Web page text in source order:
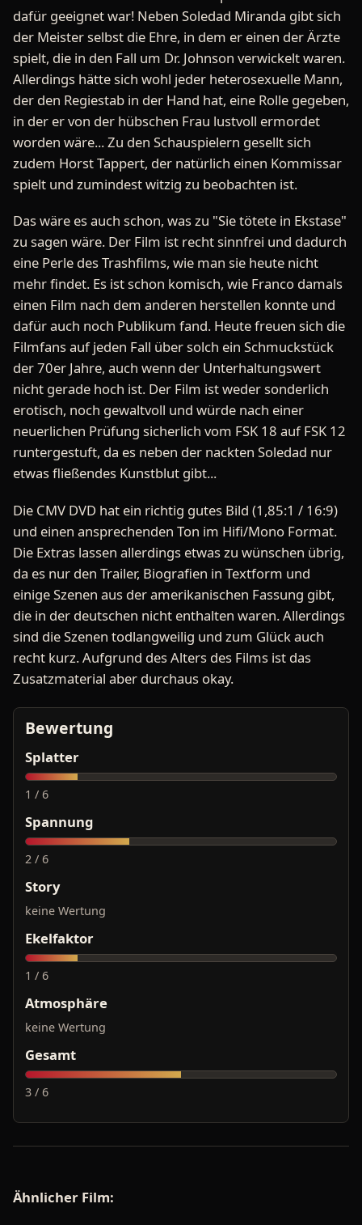
dafür geeignet war! Neben Soledad Miranda gibt sich
der Meister selbst die Ehre, in dem er einen der Ärzte
spielt, die in den Fall um Dr. Johnson verwickelt waren.
Allerdings hätte sich wohl jeder heterosexuelle Mann,
der den Regiestab in der Hand hat, eine Rolle gegeben,
in der er von der hübschen Frau lustvoll ermordet
worden wäre... Zu den Schauspielern gesellt sich
zudem Horst Tappert, der natürlich einen Kommissar
spielt und zumindest witzig zu beobachten ist.
Das wäre es auch schon, was zu "Sie tötete in Ekstase"
zu sagen wäre. Der Film ist recht sinnfrei und dadurch
eine Perle des Trashfilms, wie man sie heute nicht
mehr findet. Es ist schon komisch, wie Franco damals
einen Film nach dem anderen herstellen konnte und
dafür auch noch Publikum fand. Heute freuen sich die
Filmfans auf jeden Fall über solch ein Schmuckstück
der 70er Jahre, auch wenn der Unterhaltungswert
nicht gerade hoch ist. Der Film ist weder sonderlich
erotisch, noch gewaltvoll und würde nach einer
neuerlichen Prüfung sicherlich vom FSK 18 auf FSK 12
runtergestuft, da es neben der nackten Soledad nur
etwas fließendes Kunstblut gibt...
Die CMV DVD hat ein richtig gutes Bild (1,85:1 / 16:9)
und einen ansprechenden Ton im Hifi/Mono Format.
Die Extras lassen allerdings etwas zu wünschen übrig,
da es nur den Trailer, Biografien in Textform und
einige Szenen aus der amerikanischen Fassung gibt,
die in der deutschen nicht enthalten waren. Allerdings
sind die Szenen todlangweilig und zum Glück auch
recht kurz. Aufgrund des Alters des Films ist das
Zusatzmaterial aber durchaus okay.
Bewertung
Splatter
1 / 6
Spannung
2 / 6
Story
keine Wertung
Ekelfaktor
1 / 6
Atmosphäre
keine Wertung
Gesamt
3 / 6
Ähnlicher Film: